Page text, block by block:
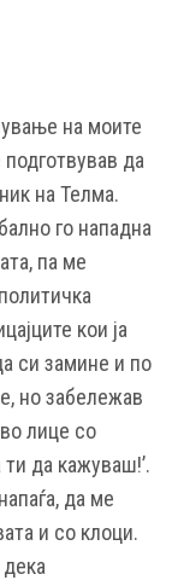
на моите
да
на Телма.
го нападна
па ме
кои ја
си замине и по
но забележав
лице со
да кажуваш!’.
да ме
и со клоци.